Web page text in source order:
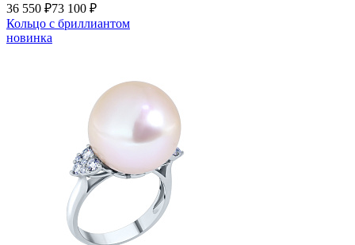
36 550 ₽73 100 ₽
Кольцо с бриллиантом
новинка